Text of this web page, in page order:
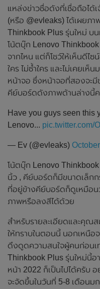
แหล่งข่าวชื่อดังที่เชื่อถือได้เ
(หรือ @evleaks) ได้เผยภ
Thinkbook Plus รุ่นใหม่ บ
โน้ตบุ๊ก Lenovo
จากไหน แต่ก็โชว์ให้เห็นดีไ
ใคร ไม่ซ้ำใคร และไม่เคยเ
หน้าจอ ซึ่งหน้าจอที่สองจะ
คีย์บอร์ดดังภาพด้านล่างนี้
Have you guys seen this
Lenovo... pic.twitter.com/
— Ev (@evleaks)
โน้ตบุ๊ก Lenovo
นิ้ว , คีย์บอร์ดก็มีขนาดเล็ก
ที่อยู่ข้างคีย์บอร์ดก็ดูเหมือน
ภาพหรือลงสีได้ด้วย
สำหรับรายละเอียดและคุณ
ให้ทราบในตอนนี้ นอกเหนือ
ดึงดูดความสนใจผู้คนก่อนเ
Thinkbook Plus รุ่นใหม่นี้อ
หน้า 2022 ก็เป็นไปได้ครับ
จะจัดขึ้นในวันที่ 5-8 เดือน